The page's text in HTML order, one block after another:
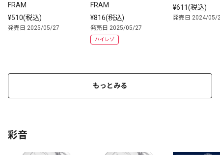
FRAM
¥510(税込)
発売日 2025/05/27
FRAM
¥816(税込)
発売日 2025/05/27
ハイレゾ
¥611(税込)
発売日 2024/05/
もっとみる
彩音